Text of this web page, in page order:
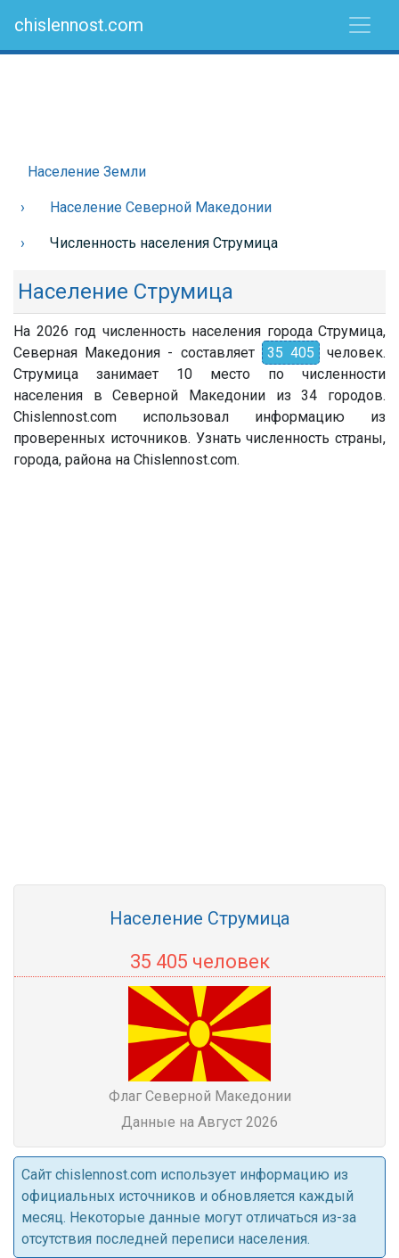
chislennost.com
Население Земли
Население Северной Македонии
Численность населения Струмица
Население Струмица
На 2026 год численность населения города Струмица,
Северная Македония - составляет
35 405 человек.
Струмица занимает 10 место по численности
населения в Северной Македонии из 34 городов.
Chislennost.com использовал информацию из
проверенных источников. Узнать численность страны,
города, района на Chislennost.com.
Население Струмица
35 405 человек
Флаг Северной Македонии
Данные на Август 2026
Cайт chislennost.com использует информацию из
официальных источников и обновляется каждый
месяц. Некоторые данные могут отличаться из-за
отсутствия последней переписи населения.